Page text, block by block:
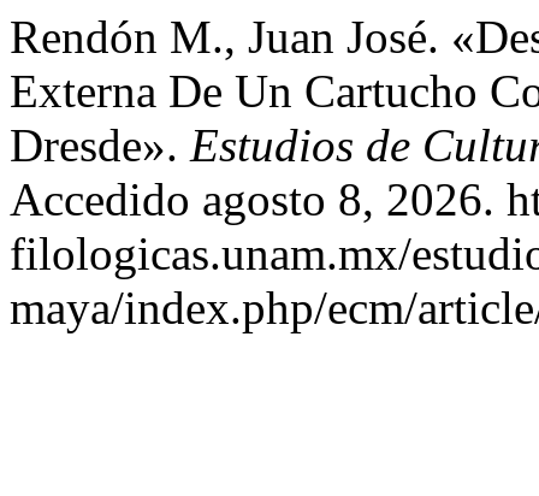
Rendón M., Juan José.
Externa De Un Cartucho
Dresde». Estudios de
Accedido agosto 8, 2026.
filologicas.unam.mx/
maya/index.php/ecm/